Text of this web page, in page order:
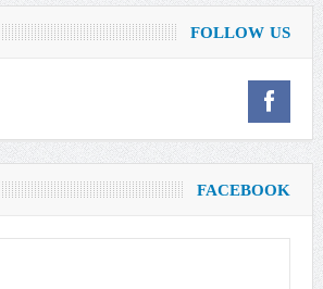
FOLLOW US
FACEBOOK